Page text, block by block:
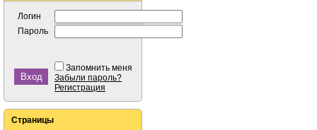
Логин
Пароль
Запомнить меня
Забыли пароль?
Регистрация
Страницы